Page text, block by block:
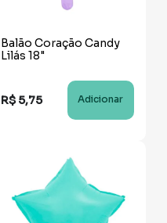
Balão Coração Candy
Lilás 18"
R$ 5,75 Adicionar